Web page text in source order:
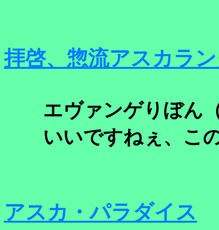
拝啓、惣流アスカラ
エヴァンゲりぼん（
いいですねぇ、
アスカ・パラダイス